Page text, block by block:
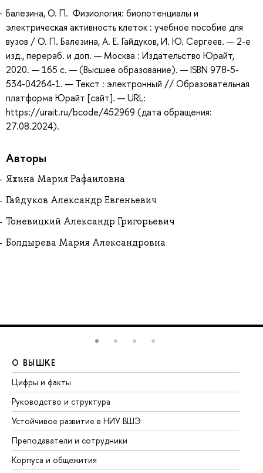
Балезина, О. П. Физиология: биопотенциалы и
электрическая активность клеток : учебное пособие для
вузов / О. П. Балезина, А. Е. Гайдуков, И. Ю. Сергеев. — 2-е
изд., перераб. и доп. — Москва : Издательство Юрайт,
2020. — 165 с. — (Высшее образование). — ISBN 978-5-
534-04264-1. — Текст : электронный // Образовательная
платформа Юрайт [сайт]. — URL:
https://urait.ru/bcode/452969 (дата обращения:
27.08.2024).
Авторы
Яхина Мария Рафаиловна
Гайдуков Александр Евгеньевич
Тоневицкий Александр Григорьевич
Болдырева Мария Александровна
О ВЫШКЕ
Цифры и факты
Руководство и структура
Устойчивое развитие в НИУ ВШЭ
Преподаватели и сотрудники
Корпуса и общежития